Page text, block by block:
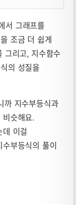
서 그래프를
조금 더 쉽게
그리고, 지수함수
의 성질을
까 지수부등식과
슷해요.
이걸
부등식의 풀이